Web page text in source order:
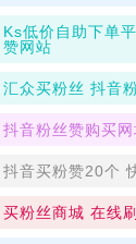
Ks低价自助下单
赞网站
汇众买粉丝 抖音
抖音粉丝赞购买
抖音买粉赞20个
买粉丝商城 在线